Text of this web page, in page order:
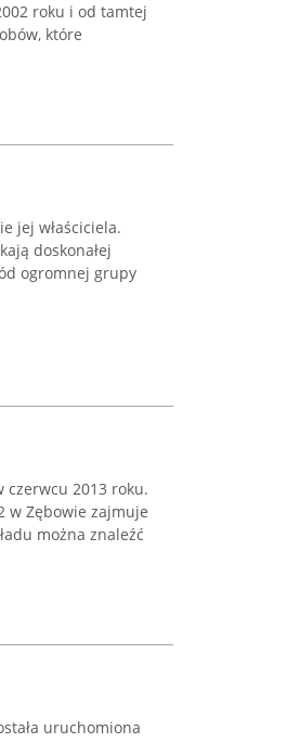
roku i od tamtej
które
jej właściciela.
doskonałej
ogromnej grupy
czerwcu 2013 roku.
w Zębowie zajmuje
można znaleźć
uruchomiona